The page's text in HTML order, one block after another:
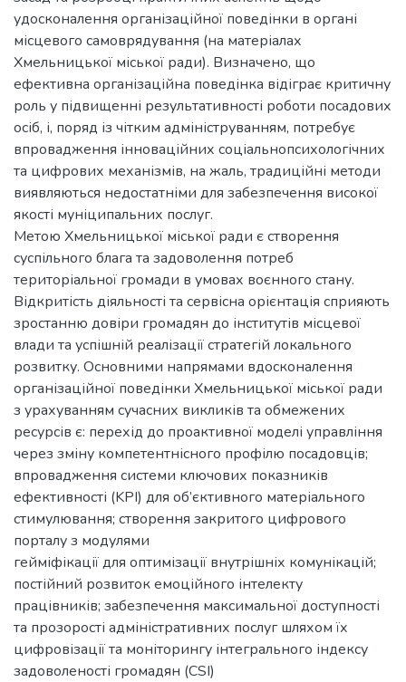
удосконалення організаційної поведінки в органі
місцевого самоврядування (на матеріалах
Хмельницької міської ради). Визначено, що
ефективна організаційна поведінка відіграє критичну
роль у підвищенні результативності роботи посадових
осіб, і, поряд із чітким адмініструванням, потребує
впровадження інноваційних соціальнопсихологічних
та цифрових механізмів, на жаль, традиційні методи
виявляються недостатніми для забезпечення високої
якості муніципальних послуг.
Метою Хмельницької міської ради є створення
суспільного блага та задоволення потреб
територіальної громади в умовах воєнного стану.
Відкритість діяльності та сервісна орієнтація сприяють
зростанню довіри громадян до інститутів місцевої
влади та успішній реалізації стратегій локального
розвитку. Основними напрямами вдосконалення
організаційної поведінки Хмельницької міської ради
з урахуванням сучасних викликів та обмежених
ресурсів є: перехід до проактивної моделі управління
через зміну компетентнісного профілю посадовців;
впровадження системи ключових показників
ефективності (KPI) для об’єктивного матеріального
стимулювання; створення закритого цифрового
порталу з модулями
гейміфікації для оптимізації внутрішніх комунікацій;
постійний розвиток емоційного інтелекту
працівників; забезпечення максимальної доступності
та прозорості адміністративних послуг шляхом їх
цифровізації та моніторингу інтегрального індексу
задоволеності громадян (CSI)